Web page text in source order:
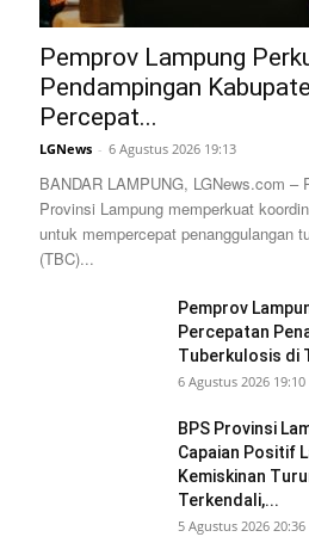
Pemprov Lampung
Pendampingan
Percepat...
LGNews - 6 Agustus 2026 19:13
BANDAR LAMPUNG, LGNews.com –
Provinsi Lampung memperkuat
untuk mempercepat penanggulangan
(TBC)...
Pemprov
Percepatan
Tuberkulosis di
6 Agustus 2026 19:10
BPS Provinsi
Capaian Positif
Kemiskinan
Terkendali,...
5 Agustus 2026 20:36